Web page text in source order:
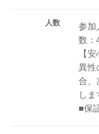
人数
参加
数：
【
異性
合、
しま
■保